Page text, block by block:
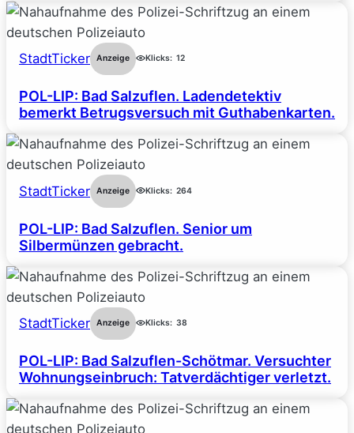
StadtTicker Anzeige Klicks: 12
POL-LIP: Bad Salzuflen. Ladendetektiv
bemerkt Betrugsversuch mit Guthabenkarten.
StadtTicker Anzeige Klicks: 264
POL-LIP: Bad Salzuflen. Senior um
Silbermünzen gebracht.
StadtTicker Anzeige Klicks: 38
POL-LIP: Bad Salzuflen-Schötmar. Versuchter
Wohnungseinbruch: Tatverdächtiger verletzt.